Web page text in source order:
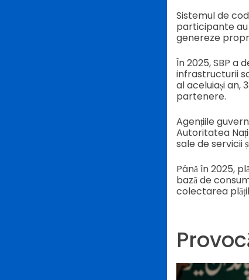
Sistemul de
participante
genereze
În 2025, SBP
infrastructurii
al aceluiași an,
partenere.
Agențiile
Autoritatea
sale de servicii
Până în 2025,
bază de
colectarea